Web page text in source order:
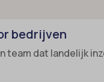
bedrijven
team dat landelijk